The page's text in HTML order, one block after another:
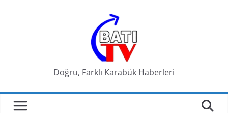
Doğru, Farklı Karabük Haberleri